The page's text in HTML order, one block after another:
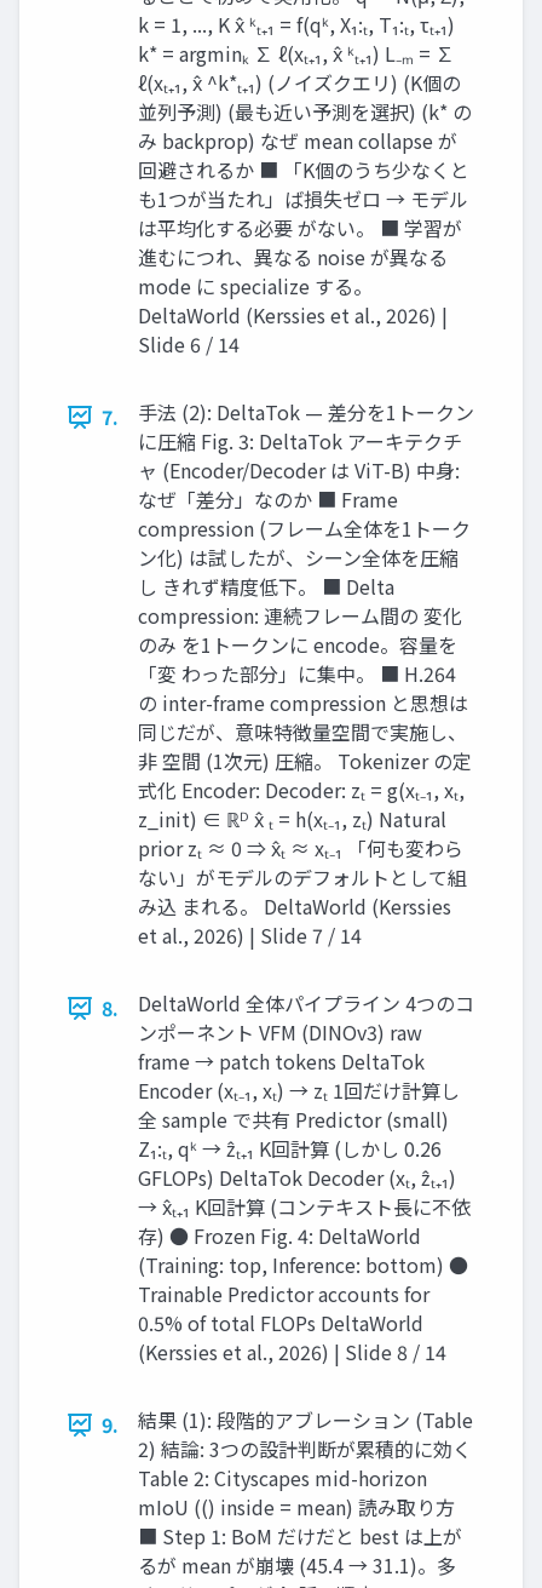
k = 1, ..., K x̂ ᵏₜ₊₁ = f(qᵏ, X₁:ₜ, T₁:ₜ, τₜ₊₁)
k* = argminₖ ∑ ℓ(xₜ₊₁, x̂ ᵏₜ₊₁) L₋ₘ = ∑
ℓ(xₜ₊₁, x̂ ^k*ₜ₊₁) (ノイズクエリ) (K個の
並列予測) (最も近い予測を選択) (k* の
み backprop) なぜ mean collapse が
回避されるか ■ 「K個のうち少なくと
も1つが当たれ」ば損失ゼロ → モデル
は平均化する必要 がない。 ■ 学習が
進むにつれ、異なる noise が異なる
mode に specialize する。
DeltaWorld (Kerssies et al., 2026) |
Slide 6 / 14
7.
手法 (2): DeltaTok — 差分を1トークン
に圧縮 Fig. 3: DeltaTok アーキテクチ
ャ (Encoder/Decoder は ViT-B) 中身:
なぜ「差分」なのか ■ Frame
compression (フレーム全体を1トーク
ン化) は試したが、シーン全体を圧縮
し きれず精度低下。 ■ Delta
compression: 連続フレーム間の 変化
のみ を1トークンに encode。容量を
「変 わった部分」に集中。 ■ H.264
の inter-frame compression と思想は
同じだが、意味特徴量空間で実施し、
非 空間 (1次元) 圧縮。 Tokenizer の定
式化 Encoder: Decoder: zₜ = g(xₜ₋₁, xₜ,
z_init) ∈ ℝᴰ x̂ ₜ = h(xₜ₋₁, zₜ) Natural
prior zₜ ≈ 0 ⇒ x̂ₜ ≈ xₜ₋₁ 「何も変わら
ない」がモデルのデフォルトとして組
み込 まれる。 DeltaWorld (Kerssies
et al., 2026) | Slide 7 / 14
8.
DeltaWorld 全体パイプライン 4つのコ
ンポーネント VFM (DINOv3) raw
frame → patch tokens DeltaTok
Encoder (xₜ₋₁, xₜ) → zₜ 1回だけ計算し
全 sample で共有 Predictor (small)
Z₁:ₜ, qᵏ → ẑₜ₊₁ K回計算 (しかし 0.26
GFLOPs) DeltaTok Decoder (xₜ, ẑₜ₊₁)
→ x̂ₜ₊₁ K回計算 (コンテキスト長に不依
存) ● Frozen Fig. 4: DeltaWorld
(Training: top, Inference: bottom) ●
Trainable Predictor accounts for
0.5% of total FLOPs DeltaWorld
(Kerssies et al., 2026) | Slide 8 / 14
9.
結果 (1): 段階的アブレーション (Table
2) 結論: 3つの設計判断が累積的に効く
Table 2: Cityscapes mid-horizon
mIoU (() inside = mean) 読み取り方
■ Step 1: BoM だけだと best は上が
るが mean が崩壊 (45.4 → 31.1)。多